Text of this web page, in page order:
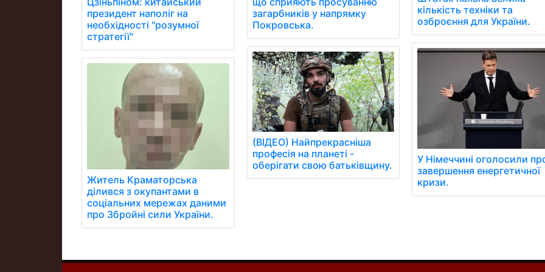
президент наполіг на
необхідності "розумної
стратегії"
Житель Краматорська
ділився з окупантами в
соціальних мережах даними
про Збройні сили України.
загарбників у напрямку
Покровська.
(ВІДЕО) Найпрекрасніша
професія на планеті -
оберігати свою батьківщину.
кількість техніки та
озброєння для України.
У Німеччині оголосили
завершення енергетичної
кризи.